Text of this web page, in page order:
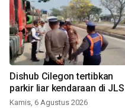
Dishub Cilegon tertibkan
parkir liar kendaraan di JLS
Kamis, 6 Agustus 2026